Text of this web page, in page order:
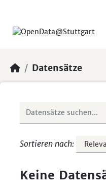
Datensätze
Sortieren nach
Keine